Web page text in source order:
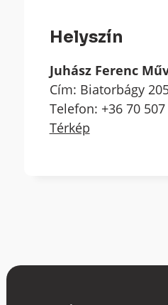
Helyszín
Juhász Ferenc
Cím: Biatorbágy
Telefon: +36 70
Térkép